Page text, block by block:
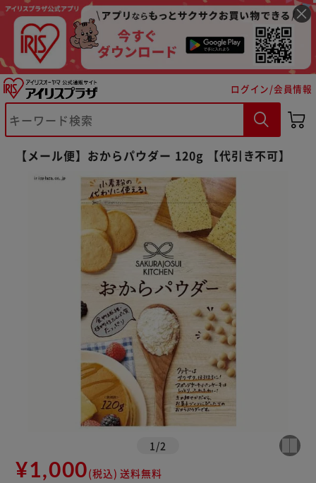
ログイン/会員情報
【メール便】おからパウダー 120g 【代引き不可】
1 /2
¥1,000(税込) 送料無料
※ご確認ください
カートに入れる 購入手続きへ